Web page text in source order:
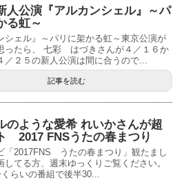
人公演『アルカンシェル』～パ
る虹～
シェル』～パリに架かる虹～東京公演が
ったら、 七彩 はづきさんが４／１６か
／２５の新人公演は間に合うので...
記事を読む
のような愛希 れいかさんが超
2017 FNSうたの春まつり
「2017FNS うたの春まつり」観たまし
してる方、週末ゆっくりご覧ください。
らいの番組で後半30...